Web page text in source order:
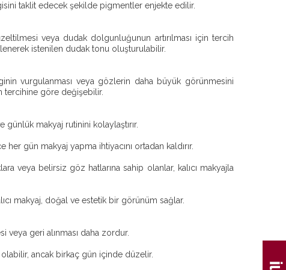
taklit edecek şekilde pigmentler enjekte edilir.
veya dudak dolgunluğunun artırılması için tercih
istenilen dudak tonu oluşturulabilir.
vurgulanması veya gözlerin daha büyük görünmesini
tercihine göre değişebilir.
günlük makyaj rutinini kolaylaştırır.
gün makyaj yapma ihtiyacını ortadan kaldırır.
veya belirsiz göz hatlarına sahip olanlar, kalıcı makyajla
makyaj, doğal ve estetik bir görünüm sağlar.
veya geri alınması daha zordur.
ancak birkaç gün içinde düzelir.